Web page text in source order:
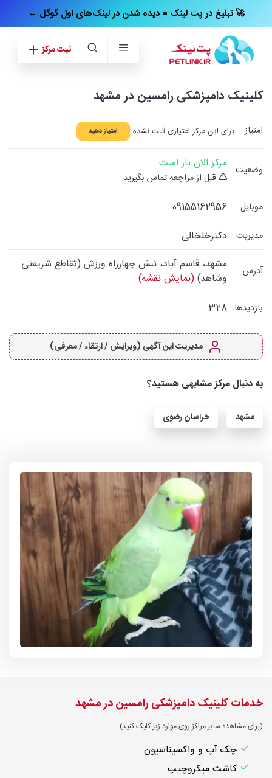
← تبلیغ در پت‌ لینک = دیده شدن در لینک‌های اول گوگل 🚀
ثبت مرکز
کلینیک دامپزشکی رامسین در مشهد
امتیاز برای این مرکز امتیازی ثبت نشده امتیاز دهید
وضعیت مرکز الان باز است
قبل از مراجعه تماس بگیرید
موبایل
09155162956
مدیریت دکترخلخالی
آدرس
مشهد، قاسم آباد، نبش چهارراه ورزش (تقاطع شریعتی
وشاهد)(نمایش نقشه)
بازدیدها 328
مدیریت این آگهی (ویرایش / ارتقاء / معرفی)
به دنبال مرکز مشابهی هستید؟
مشهد خراسان رضوی
خدمات کلینیک دامپزشکی رامسین در مشهد
(برای مشاهده سایر مراکز روی موارد زیر کلیک کنید)
چک آپ و واکسیناسیون
کاشت میکروچیپ